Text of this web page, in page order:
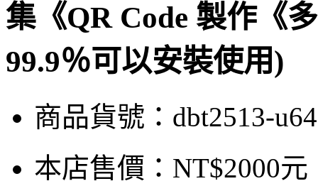
集《QR Code 製作《
99.9％可以安裝使用)
商品貨號：dbt2513-u64
本店售價： NT$2000元